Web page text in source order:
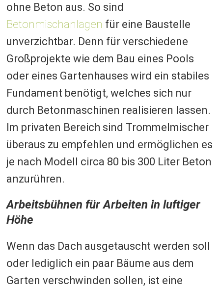
ohne Beton aus. So sind
Betonmischanlagen für eine Baustelle
unverzichtbar. Denn für verschiedene
Großprojekte wie dem Bau eines Pools
oder eines Gartenhauses wird ein stabiles
Fundament benötigt, welches sich nur
durch Betonmaschinen realisieren lassen.
Im privaten Bereich sind Trommelmischer
überaus zu empfehlen und ermöglichen es
je nach Modell circa 80 bis 300 Liter Beton
anzurühren.
Arbeitsbühnen für Arbeiten in luftiger
Höhe
Wenn das Dach ausgetauscht werden soll
oder lediglich ein paar Bäume aus dem
Garten verschwinden sollen, ist eine